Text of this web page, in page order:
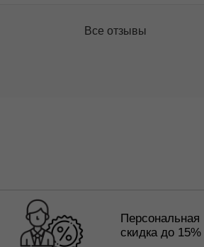
Все отзывы
Персональная
скидка до 15%